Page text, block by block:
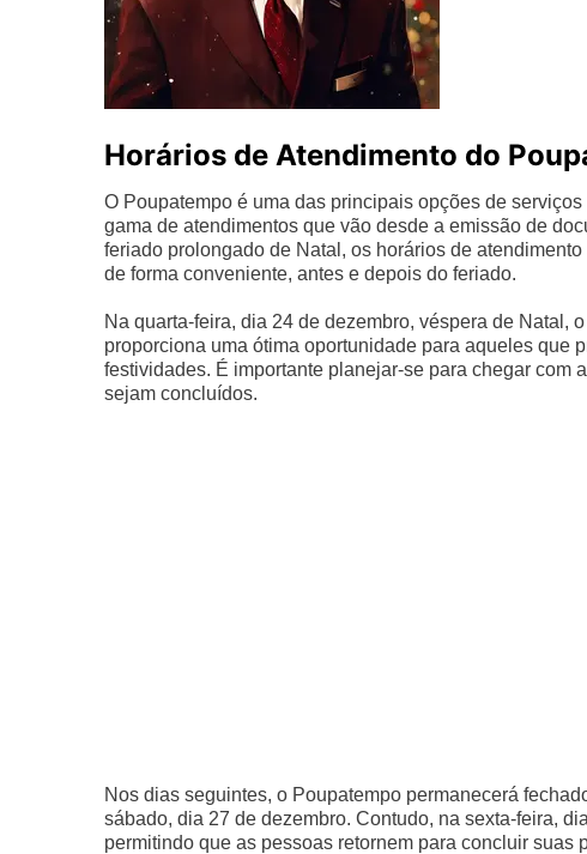
Horários de Atendimento do
O Poupatempo é uma das principais opções de
gama de atendimentos que vão desde a emissão de
feriado prolongado de Natal, os horários de
de forma conveniente, antes e depois do feriado.
Na quarta-feira, dia 24 de dezembro, véspera de Natal,
proporciona uma ótima oportunidade para aqueles que
festividades. É importante planejar-se para chegar com
sejam concluídos.
Nos dias seguintes, o Poupatempo permanecerá
sábado, dia 27 de dezembro. Contudo, na sexta-feira,
permitindo que as pessoas retornem para concluir suas